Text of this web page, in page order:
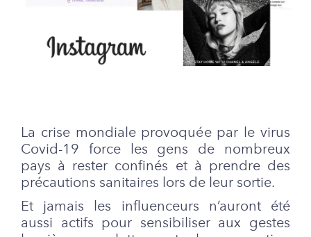
La crise mondiale provoquée par le virus
Covid-19 force les gens de nombreux
pays à rester confinés et à prendre des
précautions sanitaires lors de leur sortie.
Et jamais les influenceurs n’auront été
aussi actifs pour sensibiliser aux gestes